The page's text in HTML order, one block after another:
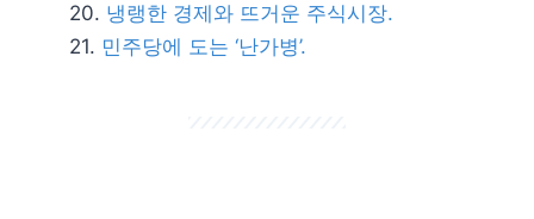
냉랭한 경제와 뜨거운 주식시장.
민주당에 도는 ‘난가병’.